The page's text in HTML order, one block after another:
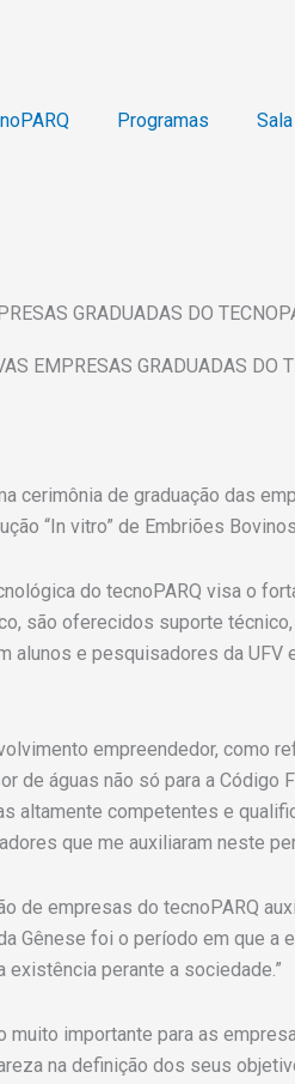
Programas
GRADUADAS DO
EMPRESAS GRADUADAS DO
cerimônia de graduação das
“In vitro” de Embriões
do tecnoPARQ visa o
são oferecidos suporte
alunos e pesquisadores da
empreendedor, como
de águas não só para a
competentes e
que me auxiliaram neste
de empresas do tecnoPARQ
Gênese foi o período em que
perante a sociedade.”
muito importante para as
na definição dos seus